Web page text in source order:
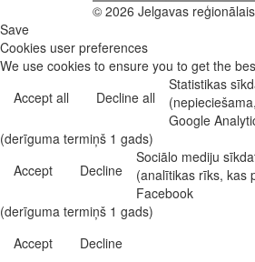
© 2026 Jelgavas
Save
Cookies user preferences
We use cookies to ensure you to get the
Accept all
Decline all
Statistikas
Google
(derīguma termiņš 1 gads)
Accept
Decline
Sociālo mediju
(analītikas rīks, kas
Facebook
(derīguma termiņš 1 gads)
Accept
Decline